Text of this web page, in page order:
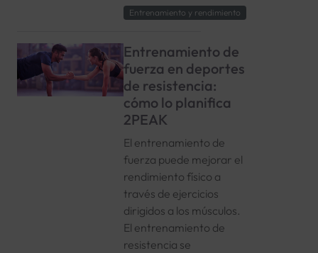
Entrenamiento y rendimiento
Entrenamiento de
fuerza en deportes
de resistencia:
cómo lo planifica
2PEAK
El entrenamiento de
fuerza puede mejorar el
rendimiento físico a
través de ejercicios
dirigidos a los músculos.
El entrenamiento de
resistencia se